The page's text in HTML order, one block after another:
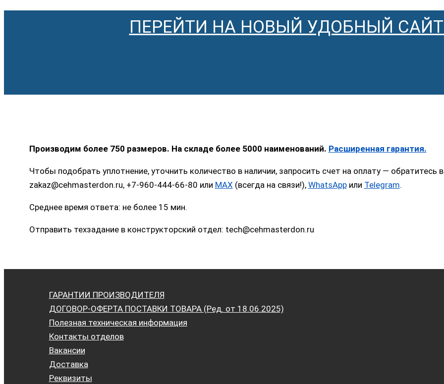
ПЕРЕЙТИ НА НОВЫЙ УДОБНЫЙ
Производим более 750 размеров. На складе более 5000 наименований. Расширенная гарантия.
Чтобы подобрать уплотнение, уточнить количество в наличии, запросить счет на оплату —
zakaz@cehmasterdon.ru, +7-960-444-66-80 или MAX (всегда на связи!), WhatsAppили Telegram.
Среднее время ответа: не более 15 мин.
Отправить техзадание в конструкторский отдел: tech@cehmasterdon.ru
ГАРАНТИИ ПРОИЗВОДИТЕЛЯ
ДОГОВОР-ОФЕРТА ПОСТАВКИ ТОВАРА (Ред. от 18.06.2025)
Полезная техническая информация
Контакты отделов
Вакансии
Доставка
Реквизиты